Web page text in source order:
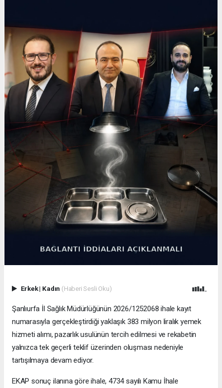
Erkek| Kadın (Haberi Sesli Oku)
Şanlıurfa İl Sağlık Müdürlüğünün 2026/1252068 ihale kayıt
numarasıyla gerçekleştirdiği yaklaşık 383 milyon liralık yemek
hizmeti alımı, pazarlık usulünün tercih edilmesi ve rekabetin
yalnızca tek geçerli teklif üzerinden oluşması nedeniyle
tartışılmaya devam ediyor.
EKAP sonuç ilanına göre ihale, 4734 sayılı Kamu İhale